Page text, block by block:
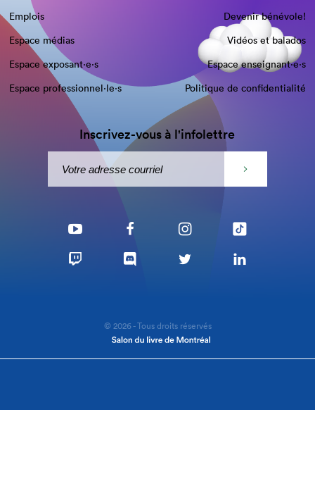
Emplois
Devenir bénévole!
Espace médias
Vidéos et balados
Espace exposant·e⋅s
Espace enseignant·e⋅s
Espace professionnel·le⋅s
Politique de confidentialité
Inscrivez-vous à l'infolettre
© 2026 - Tous droits réservés